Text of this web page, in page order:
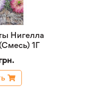
Нигелла
1Г